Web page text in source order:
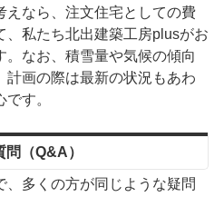
えなら、注文住宅としての費
、私たち北出建築工房plusがお
なお、積雪量や気候の傾向
計画の際は最新の状況もあわ
す。
（Q&A）
多くの方が同じような疑問